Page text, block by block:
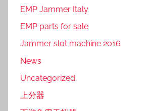
EMP Jammer Italy
EMP parts for sale
Jammer slot machine 2016
News
Uncategorized
上分器